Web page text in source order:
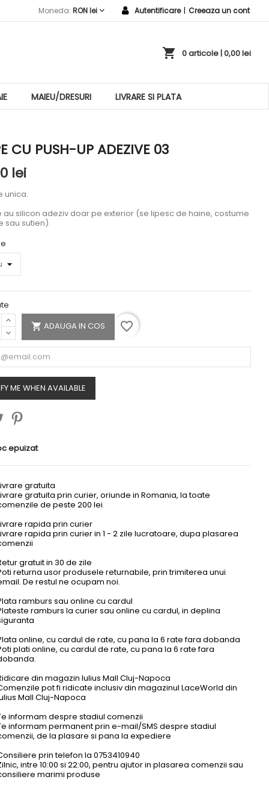
Autentificare | Creeaza un cont
Moneda: RON lei
shopping_cart 0 articole| 0,00 lei
MAIEU/DRESURI LIVRARE SI PLATA
favorite_border
Sutien Cu Banda De Silicon, Efect De...
Sutienul are burete subtire si banda de silicon
in circumferinta pentru o sustinere si fara
bretele.
...
Pret
de
baza
159,90 leiPret
119,90 lei
CU PUSH-UP ADEZIVE 03
lei
unica.
au silicon adeziv doar pe exterior (se lipesc de haine, costume
sau sutien).
 ADAUGA IN COS favorite_border
ME WHEN AVAILABLE
epuizat
gratuita
gratuita prin curier, oriunde in Romania, la toate
de peste 200 lei
rapida prin curier
rapida prin curier in 1 - 2 zile lucratoare, dupa plasarea
gratuit in 30 de zile
returna usor produsele returnabile, prin trimiterea unui
De restul ne ocupam noi.
ramburs sau online cu cardul
ramburs la curier sau online cu cardul, in deplina
online, cu cardul de rate, cu pana la 6 rate fara dobanda
plati online, cu cardul de rate, cu pana la 6 rate fara
din magazin Iulius Mall Cluj-Napoca
pot fi ridicate inclusiv din magazinul LaceWorld din
Mall Cluj-Napoca
informam despre stadiul comenzii
informam permanent prin e-mail/SMS despre stadiul
de la plasare si pana la expediere
prin telefon la 0753410940
intre 10:00 si 22:00, pentru ajutor in plasarea comenzii sau
marimi produse